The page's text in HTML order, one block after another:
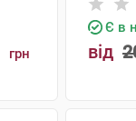
грн
Є в
від